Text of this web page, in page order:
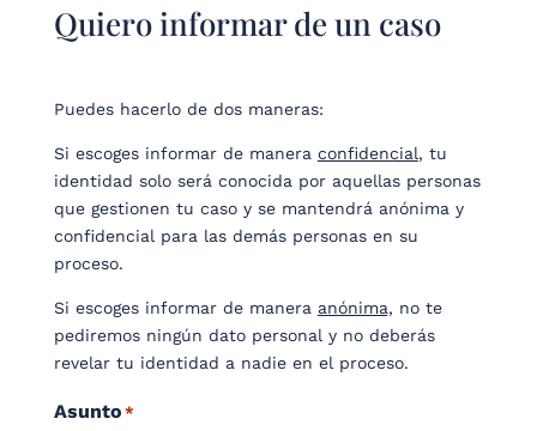
Quiero informar de un caso
Puedes hacerlo de dos maneras:
Si escoges informar de manera confidencial, tu
identidad solo será conocida por aquellas personas
que gestionen tu caso y se mantendrá anónima y
confidencial para las demás personas en su
proceso.
Si escoges informar de manera anónima, no te
pediremos ningún dato personal y no deberás
revelar tu identidad a nadie en el proceso.
Asunto *